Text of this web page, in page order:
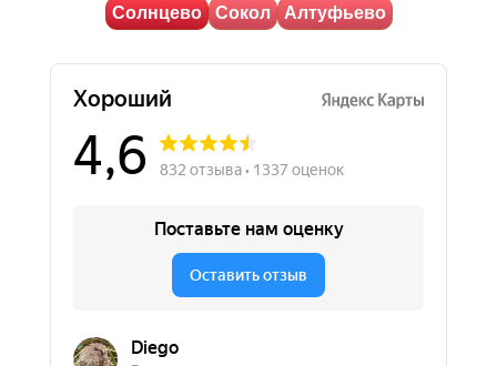
Солнцево Сокол Алтуфьево